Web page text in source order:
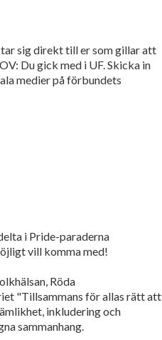
sig direkt till er som gillar att
Du gick med i UF. Skicka in
medier på förbundets
i Pride-paraderna
vill komma med!
Röda
"Tillsammans för allas rätt att
inkludering och
sammanhang.